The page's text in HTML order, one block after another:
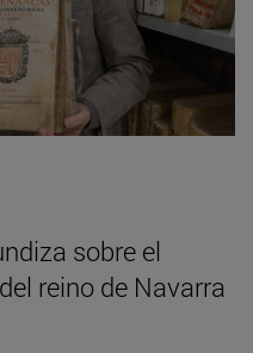
sobre el
reino de Navarra